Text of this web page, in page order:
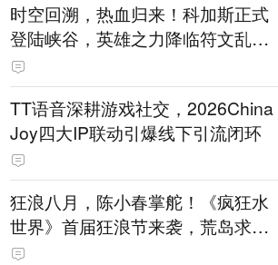
时空回溯，热血归来！科加斯正式
登陆峡谷，英雄之力降临符文乱
斗！
TT语音深耕游戏社交，2026China
Joy四大IP联动引爆线下引流闭环
狂浪八月，陈小春掌舵！《疯狂水
世界》首届狂浪节来袭，荒岛求生
直播即将开启